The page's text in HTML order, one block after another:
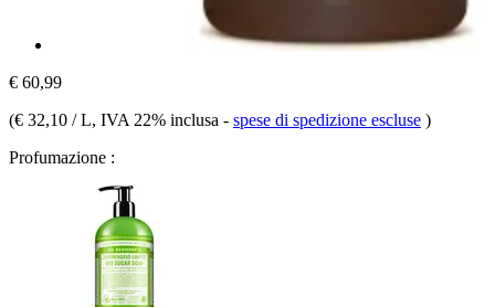
€ 60,99
(€ 32,10 / L, IVA 22% inclusa - spese di spedizione escluse )
Profumazione :